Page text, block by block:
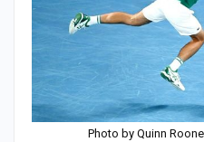
Photo by Quinn